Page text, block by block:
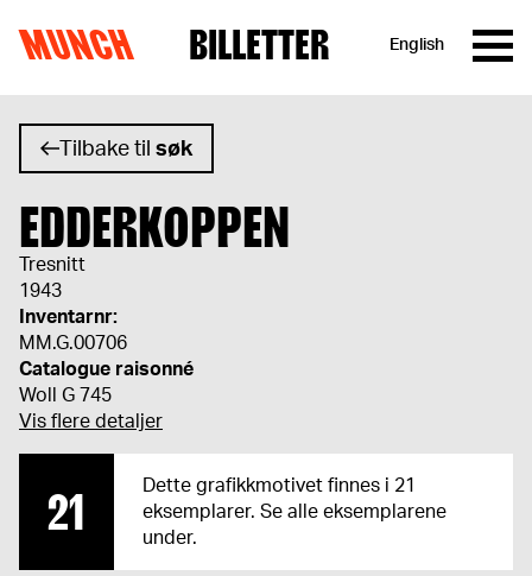
MUNCH BILLETTER English
Tilbake til søk
EDDERKOPPEN
Tresnitt
1943
Inventarnr:
MM.G.00706
Catalogue raisonné
Woll G 745
Vis flere detaljer
21
Dette grafikkmotivet finnes i 21
eksemplarer. Se alle eksemplarene
under.